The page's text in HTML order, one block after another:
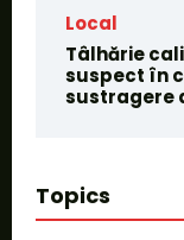
Local
Tâlhărie
suspect în
sustragere
Topics